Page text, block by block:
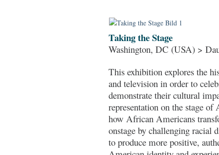
Taking the Stage
Washington, DC (USA) >
This exhibition explores the
and television in order to
demonstrate their cultural
representation on the stage
how African Americans
onstage by challenging racial
to produce more positive,